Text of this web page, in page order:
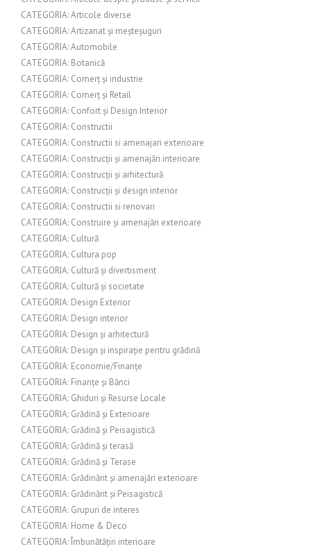
CATEGORIA: Articole diverse
CATEGORIA: Artizanat și meșteșuguri
CATEGORIA: Automobile
CATEGORIA: Botanică
CATEGORIA: Comerț și industrie
CATEGORIA: Comerț și Retail
CATEGORIA: Confort și Design Interior
CATEGORIA: Constructii
CATEGORIA: Constructii si amenajari exterioare
CATEGORIA: Construcții și amenajări interioare
CATEGORIA: Construcții și arhitectură
CATEGORIA: Construcții și design interior
CATEGORIA: Constructii si renovari
CATEGORIA: Construire și amenajări exterioare
CATEGORIA: Cultură
CATEGORIA: Cultura pop
CATEGORIA: Cultură și divertisment
CATEGORIA: Cultură și societate
CATEGORIA: Design Exterior
CATEGORIA: Design interior
CATEGORIA: Design și arhitectură
CATEGORIA: Design și inspirație pentru grădină
CATEGORIA: Economie/Finanțe
CATEGORIA: Finanțe și Bănci
CATEGORIA: Ghiduri și Resurse Locale
CATEGORIA: Grădină și Exterioare
CATEGORIA: Grădină și Peisagistică
CATEGORIA: Grădină și terasă
CATEGORIA: Grădină și Terase
CATEGORIA: Grădinărit și amenajări exterioare
CATEGORIA: Grădinărit și Peisagistică
CATEGORIA: Grupuri de interes
CATEGORIA: Home & Deco
CATEGORIA: Îmbunătățiri interioare